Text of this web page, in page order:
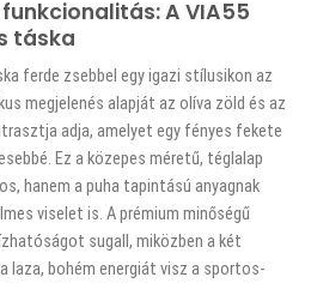
A VIA55
táska
ferde zsebbel egy igazi stílusikon az
megjelenés alapját az olíva zöld és az
adja, amelyet egy fényes fekete
Ez a közepes méretű, téglalap
hanem a puha tapintású anyagnak
viselet is. A prémium minőségű
sugall, miközben a két
bohém energiát visz a sportos-